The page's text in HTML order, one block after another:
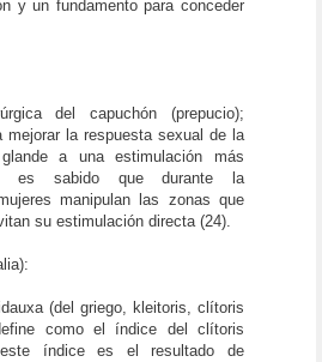
y un fundamento para conceder
del capuchón (prepucio);
mejorar la respuesta sexual de la
a una estimulación más
es sabido que durante la
manipulan las zonas que
su estimulación directa (24).
(del griego, kleitoris, clítoris
como el índice del clítoris
índice es el resultado de